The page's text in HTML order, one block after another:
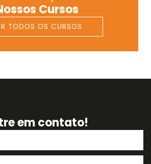
Cursos
TODOS OS CURSOS
em contato!